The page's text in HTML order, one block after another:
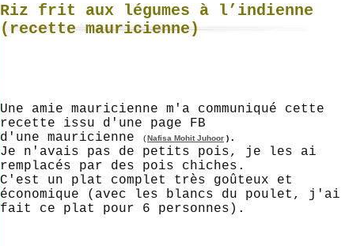
Riz frit aux légumes à l’indienne
(recette mauricienne)
Une amie mauricienne m'a communiqué cette
recette issu d'une page FB
d'une mauricienne
(Nafisa Mohit Juhoor ) .
Je n'avais pas de petits pois, je les ai
remplacés par des pois chiches.
C'est un plat complet très goûteux et
économique (avec les blancs du poulet, j'ai
fait ce plat pour 6 personnes).